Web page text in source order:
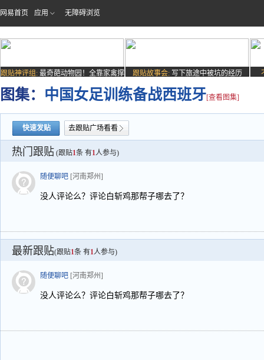
网易首页 应用 无障碍浏览
跟贴神评组: 最奇葩动物园！全靠家禽撑
场子
跟贴故事会: 写下旅途中被坑的经历
图集： 中国女足训练备战西班牙[查看图集]
快速发贴 去跟贴广场看看
热门跟贴 (跟贴1条 有1人参与)
随便聊吧 [河南郑州]
没人评论么？评论白斩鸡那帮子哪去了？
最新跟贴(跟贴1条 有1人参与)
随便聊吧 [河南郑州]
没人评论么？评论白斩鸡那帮子哪去了？